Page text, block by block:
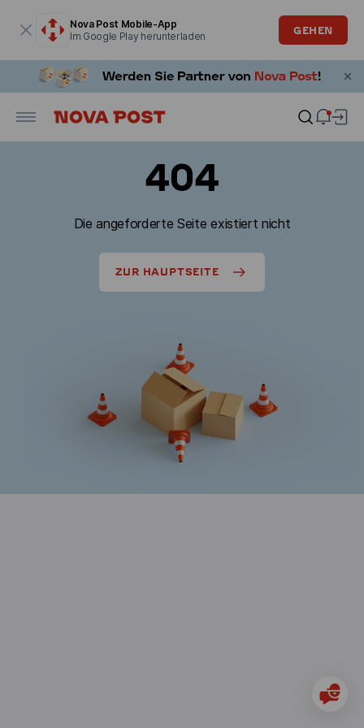
Nova Post Mobile-App
Im Google Play herunterladen
GEHEN
404
Die angeforderte Seite existiert nicht
ZUR HAUPTSEITE